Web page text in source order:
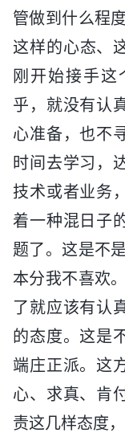
管做到什么程
这样的心态、
刚开始接手
乎，就没有认
心准备，也不
时间去学习，
技术或者业务
着一种混日子
题了。这是不
本分我不喜欢
了就应该有认
的态度。这是
端庄正派。这
心、求真、肯
责这几样态度